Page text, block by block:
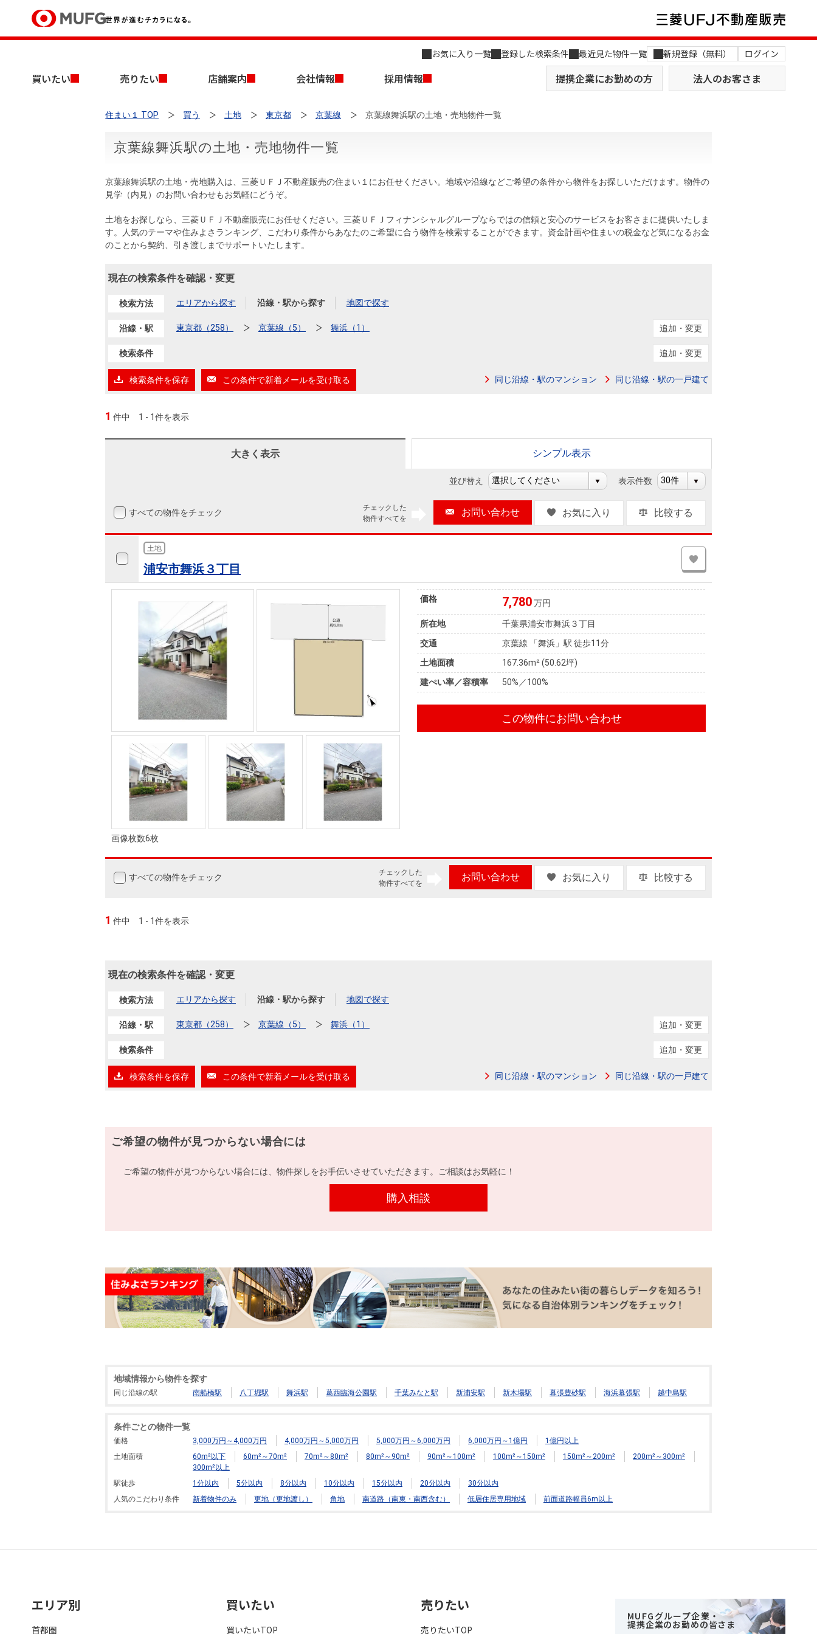
お気に入り一覧 登録した検索条件 最近見た物件一覧 新規登録（無料） ログイン
買いたい 売りたい 店舗案内 会社情報 採用情報 提携企業にお勤めの方 法人のお客さま
買いたいTOP
中古マンションを探す 新築・中古一戸建てを探す 土地を探す
購入向けサービス 住宅ローンシミュレーション 住まい1プラス（お役立ちコラム）
住まいと暮らしの税金の本（電子ブック）
売りたいTOP
無料査定 売却相談 AI不動産査定
売却向けサービス 周辺相場検索 住まい1プラス（お役立ちコラム）
住まいと暮らしの税金の本（電子ブック）
店舗案内TOP
店舗のご案内（首都圏）
会社情報TOP
組織図 役員一覧
会社案内（電子ブック版）
採用情報TOP
売りたい
住まい１ TOP 買う 土地 東京都 京葉線 京葉線舞浜駅の土地・売地物件一覧
京葉線舞浜駅の土地・売地物件一覧
京葉線舞浜駅の土地・売地購入は、三菱ＵＦＪ不動産販売の住まい１にお任せください。地域や沿線などご希望の条件から物件をお探しいただけます。物件の
見学（内見）のお問い合わせもお気軽にどうぞ。
土地をお探しなら、三菱ＵＦＪ不動産販売にお任せください。三菱ＵＦＪフィナンシャルグループならではの信頼と安心のサービスをお客さまに提供いたしま
す。人気のテーマや住みよさランキング、こだわり条件からあなたのご希望に合う物件を検索することができます。資金計画や住まいの税金など気になるお金
のことから契約、引き渡しまでサポートいたします。
現在の検索条件を確認・変更
検索方法 エリアから探す 沿線・駅から探す 地図で探す
沿線・駅 東京都（258） 京葉線（5） 舞浜（1） 追加・変更
検索条件 追加・変更
検索条件を保存 この条件で新着メールを受け取る 同じ沿線・駅のマンション 同じ沿線・駅の一戸建て
1 件中 1 - 1件を表示
大きく表示 シンプル表示
並び替え 表示件数
すべての物件をチェック
チェックした
物件すべてを
お問い合わせ お気に入り 比較する
土地
浦安市舞浜３丁目
画像枚数6枚
価格 7,780万円
所在地
千葉県浦安市舞浜３丁目
交通
京葉線 「舞浜」駅 徒歩11分
土地面積
167.36m² (50.62坪)
建ぺい率／容積率
50%／100%
この物件にお問い合わせ
すべての物件をチェック
チェックした
物件すべてを
お問い合わせ お気に入り 比較する
1 件中 1 - 1件を表示
現在の検索条件を確認・変更
検索方法 エリアから探す 沿線・駅から探す 地図で探す
沿線・駅 東京都（258） 京葉線（5） 舞浜（1） 追加・変更
検索条件 追加・変更
検索条件を保存 この条件で新着メールを受け取る 同じ沿線・駅のマンション 同じ沿線・駅の一戸建て
ご希望の物件が見つからない場合には
ご希望の物件が見つからない場合には、物件探しをお手伝いさせていただきます。ご相談はお気軽に！
購入相談
地域情報から物件を探す
同じ沿線の駅 南船橋駅 八丁堀駅 舞浜駅 葛西臨海公園駅 千葉みなと駅 新浦安駅 新木場駅 幕張豊砂駅 海浜幕張駅 越中島駅
条件ごとの物件一覧
価格 3,000万円～4,000万円 4,000万円～5,000万円 5,000万円～6,000万円 6,000万円～1億円
1億円以上
土地面積
60m²以下 60m²～70m² 70m²～80m² 80m²～90m² 90m²～100m² 100m²～150m² 150m²～200m²
200m²～300m²
300m²以上
駅徒歩
1分以内 5分以内 8分以内 10分以内 15分以内 20分以内
30分以内
人気のこだわり条件
新着物件のみ 更地（更地渡し） 角地 南道路（南東・南西含む） 低層住居専用地域 前面道路幅員6m以上
エリア別
首都圏
買いたい
買いたいTOP
売りたい
売りたいTOP
MUFGグループ企業・
提携企業のお勤めの皆さま